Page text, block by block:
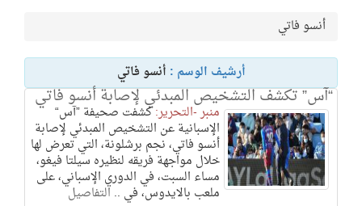
أنسو فاتي
أرشيف الوسم : أنسو فاتي
“آس” تكشف التشخيص المبدئي لإصابة أنسو فاتي
منبر -التحرير:كشفت صحيفة ”آس“
الإسبانية عن التشخيص المبدئي لإصابة
أنسو فاتي، نجم برشلونة، التي تعرض لها
خلال مواجهة فريقه لنظيره سيلتا فيغو،
مساء السبت، في الدوري الإسباني، على
ملعب بالايدوس، في ..التفاصيل